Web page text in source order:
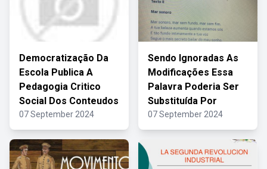
Democratização Da
Escola Publica A
Pedagogia Critico
Social Dos Conteudos
07 September 2024
Sendo Ignoradas As
Modificações Essa
Palavra Poderia Ser
Substituída Por
07 September 2024